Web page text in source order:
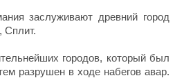
заслуживают древний город
Сплит.
городов, который был
разрушен в ходе набегов авар.